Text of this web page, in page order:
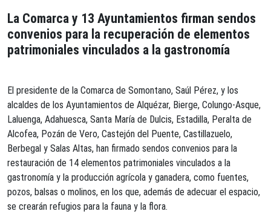
La Comarca y 13 Ayuntamientos firman sendos
convenios para la recuperación de elementos
patrimoniales vinculados a la gastronomía
El presidente de la Comarca de Somontano, Saúl Pérez, y los
alcaldes de los Ayuntamientos de Alquézar, Bierge, Colungo-Asque,
Laluenga, Adahuesca, Santa María de Dulcis, Estadilla, Peralta de
Alcofea, Pozán de Vero, Castejón del Puente, Castillazuelo,
Berbegal y Salas Altas, han firmado sendos convenios para la
restauración de 14 elementos patrimoniales vinculados a la
gastronomía y la producción agrícola y ganadera, como fuentes,
pozos, balsas o molinos, en los que, además de adecuar el espacio,
se crearán refugios para la fauna y la flora.